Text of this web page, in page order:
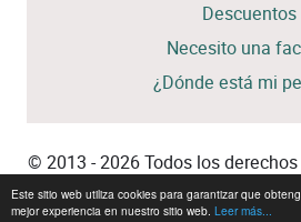
Este sitio web utiliza cookies para garantizar que
mejor experiencia en nuestro sitio web. Leer más...
Descuentos
Necesito una
¿Dónde está mi
© 2013 - 2026 Todos los
Spain